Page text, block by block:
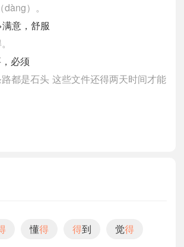
）。
意，舒服
必须
都是石头 这些文件还得两天时间才能
词后面，表示动作已经完成（多见于
懂得 得到 觉得